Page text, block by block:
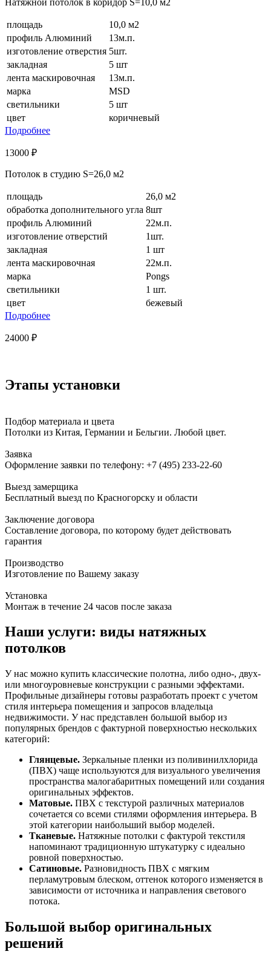
площадь
10,0 м2
профиль Aлюминий
13м.п.
изготовление отверстия 5шт.
закладная
5 шт
лента маскировочная
13м.п.
марка
MSD
светильники
5 шт
цвет
коричневый
Подробнее
13000 ₽
Потолок в студию S=26,0 м2
площадь
26,0 м2
обработка дополнительного угла 8шт
профиль Aлюминий
22м.п.
изготовление отверстий
1шт.
закладная
1 шт
лента маскировочная
22м.п.
марка
Pongs
светильники
1 шт.
цвет
бежевый
Подробнее
24000 ₽
Этапы установки
Подбор материала и цвета
Потолки из Китая, Германии и Бельгии. Любой цвет.
Заявка
Оформление заявки по телефону: +7 (495) 233-22-60
Выезд замерщика
Бесплатный выезд по Красногорску и области
Заключение договора
Составление договора, по которому будет действовать
гарантия
Производство
Изготовление по Вашему заказу
Установка
Монтаж в течение 24 часов после заказа
Наши услуги: виды натяжных
потолков
У нас можно купить классические полотна, либо одно-, двух-
или многоуровневые конструкции с разными эффектами.
Профильные дизайнеры готовы разработать проект с учетом
стиля интерьера помещения и запросов владельца
недвижимости. У нас представлен большой выбор из
популярных брендов с фактурной поверхностью нескольких
категорий:
Глянцевые. Зеркальные пленки из поливинилхлорида
(ПВХ) чаще используются для визуального увеличения
пространства малогабаритных помещений или создания
оригинальных эффектов.
Матовые. ПВХ с текстурой различных материалов
сочетается со всеми стилями оформления интерьера. В
этой категории наибольший выбор моделей.
Тканевые. Натяжные потолки с фактурой текстиля
напоминают традиционную штукатурку с идеально
ровной поверхностью.
Сатиновые. Разновидность ПВХ с мягким
перламутровым блеском, оттенок которого изменяется в
зависимости от источника и направления светового
потока.
Большой выбор оригинальных
решений